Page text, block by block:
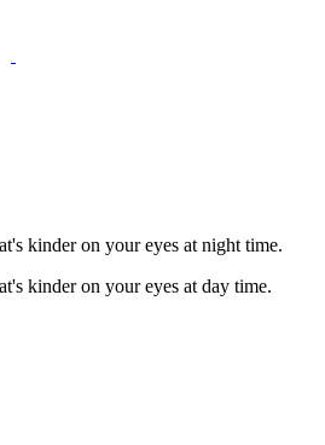
kinder on your eyes at night time.
kinder on your eyes at day time.